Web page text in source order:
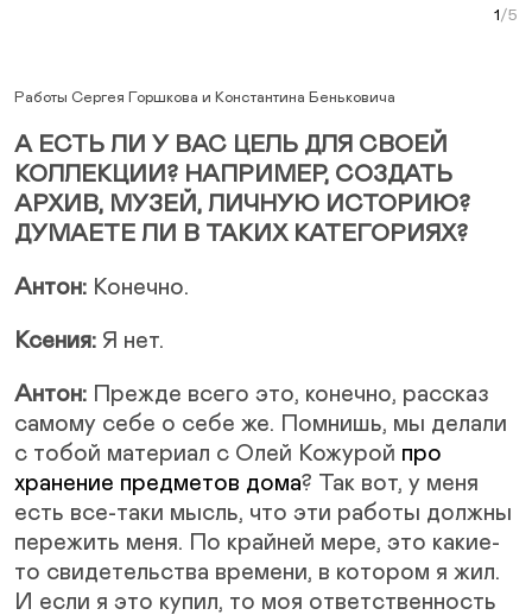
Работы Сергея Горшкова и Константина Беньковича
А ЕСТЬ ЛИ У ВАС ЦЕЛЬ ДЛЯ СВОЕЙ
КОЛЛЕКЦИИ? НАПРИМЕР, СОЗДАТЬ
АРХИВ, МУЗЕЙ, ЛИЧНУЮ ИСТОРИЮ?
ДУМАЕТЕ ЛИ В ТАКИХ КАТЕГОРИЯХ?
Антон: Конечно.
Ксения: Я нет.
Антон: Прежде всего это, конечно, рассказ
самому себе о себе же. Помнишь, мы делали
с тобой материал с Олей Кожурой про
хранение предметов дома? Так вот, у меня
есть все-таки мысль, что эти работы должны
пережить меня. По крайней мере, это какие-
то свидетельства времени, в котором я жил.
И если я это купил, то моя ответственность